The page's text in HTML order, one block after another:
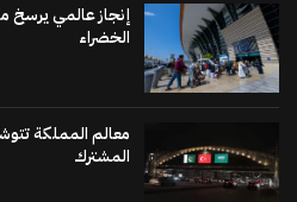
إنجاز عالمي يرسخ
الخضراء
معالم المملكة
المشترك